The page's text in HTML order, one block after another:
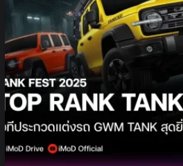
GWM เตรียมฉลองส่งมอ
TANK 300 DIESEL ครบ
การแข่งขันรถแต่ง ‘TOP
2025’ สุดยิ่งใหญ่ในไทย!